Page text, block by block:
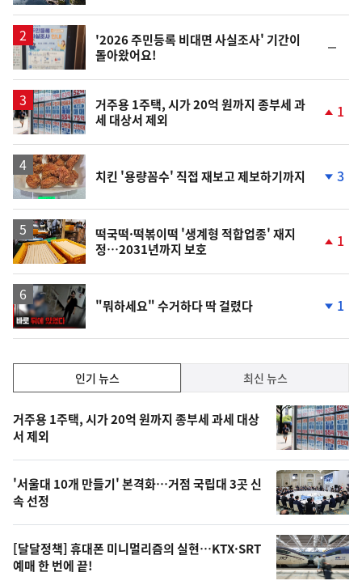
'2026 주민등록 비대면 사실조사' 기간이
돌아왔어요!
일
거주용 1주택, 시가 20억 원까지 종부세 과
세 대상서 제외
1
치킨 '용량꼼수' 직접 재보고 제보하기까지 3
떡국떡·떡볶이떡 '생계형 적합업종' 재지
정…2031년까지 보호
1
영
상
"뭐하세요" 수거하다 딱 걸렸다
락
1
기,
최
신,
오
늘
의
영
상
인기 뉴스 최신 뉴스
기
뉴
스
거주용 1주택, 시가 20억 원까지 종부세 과세 대상
서 제외
'서울대 10개 만들기' 본격화…거점 국립대 3곳 신
속 선정
[달달정책] 휴대폰 미니멀리즘의 실현…KTX·SRT
예매 한 번에 끝!